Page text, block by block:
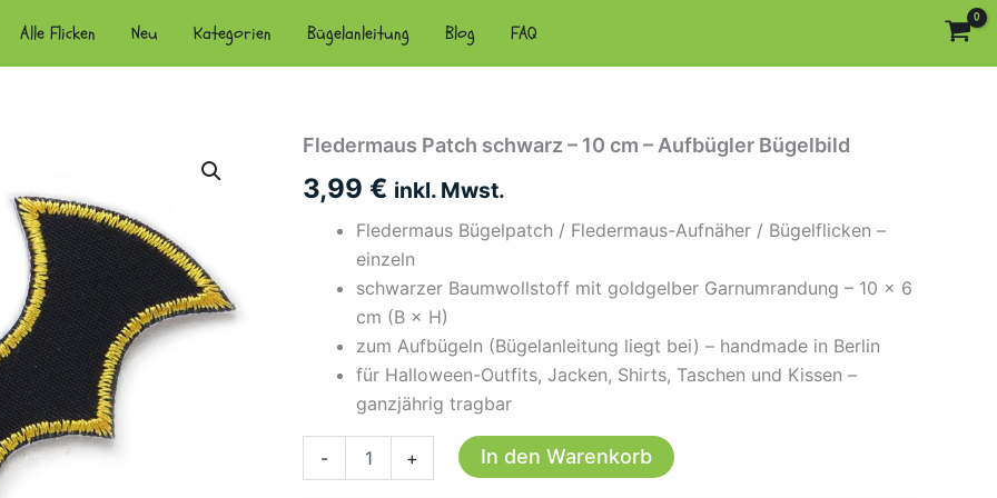
Alle Flicken Neu Kategorien Bügelanleitung Blog FAQ
Fledermaus Patch schwarz – 10 cm – Aufbügler Bügelbild
3,99 € inkl. Mwst.
Fledermaus Bügelpatch / Fledermaus-Aufnäher / Bügelflicken –
einzeln
schwarzer Baumwollstoff mit goldgelber Garnumrandung – 10 × 6
cm (B × H)
zum Aufbügeln (Bügelanleitung liegt bei) – handmade in Berlin
für Halloween-Outfits, Jacken, Shirts, Taschen und Kissen –
ganzjährig tragbar
- + In den Warenkorb